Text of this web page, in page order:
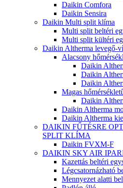
Daikin Comfora
Daikin Sensira
Daikin Multi split klíma
Multi split beltéri
Multi split kültéri
Daikin Altherma levegő-
Alacsony
Daikin
Daikin
Daikin
Magas
Daikin
Daikin Altherma
Daikin Altherma
DAIKIN FŰTÉSRE
SPLIT KLÍMA
Daikin FVXM-F
DAIKIN SKY AIR
Kazettás beltéri
Légcsatornázható
Mennyezet alatti